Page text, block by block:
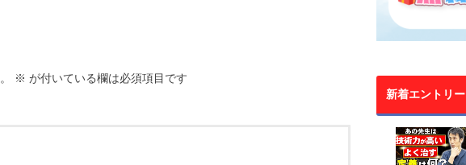
※ が付いている欄は必須項目です
新着エントリー